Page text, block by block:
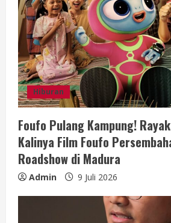
Hiburan
Foufo Pulang Kampung!
Kalinya Film Foufo
Roadshow di Madura
Admin 9 Juli 2026